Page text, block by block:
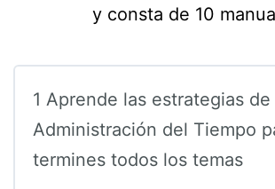
y consta de 10
1 Aprende las estrategias de
Administración del Tiempo
termines todos los temas